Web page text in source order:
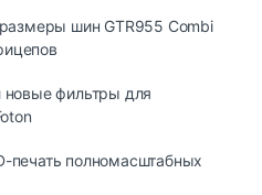
шин GTR955 Combi
новые фильтры для
печать полномасштабных